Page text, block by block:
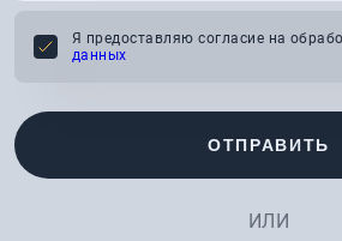
Я предоставляю согласие на
данных
ОТПРАВИТЬ
ИЛИ